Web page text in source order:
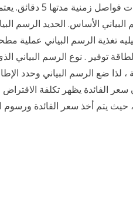
الأساس. الحديد الرسم
تغذية الرسم البياني عملية
توفير . نوع الرسم البياني
، لذا ضع الرسم البياني وحدد
، حيث يتم أخذ سعر الفائدة